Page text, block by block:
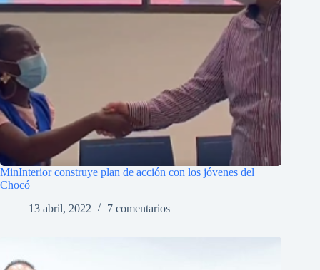
MinInterior construye plan de acción con los jóvenes del
Chocó
13 abril, 2022
7 comentarios